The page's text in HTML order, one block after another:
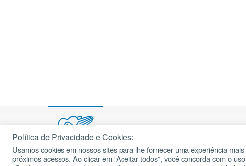
cancaonova.com© 2002 – 2026
Todos os direitos reservados.
Política de Privacidade e Cookies:
Usamos cookies em nossos sites para lhe fornecer uma experiência
próximos acessos. Ao clicar em “Aceitar todos”, você concorda com o